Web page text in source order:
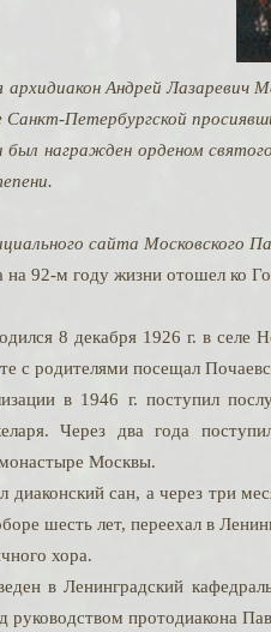
архидиакон Андрей
Санкт-Петербургской
награжден орденом
сайта Московского
на 92-м году жизни отошел ко
8 декабря 1926 г. в селе
с родителями посещал
в 1946 г. поступил
Через два года
Москвы.
диаконский сан, а через три
шесть лет, переехал в
хора.
в Ленинградский
руководством протодиакона